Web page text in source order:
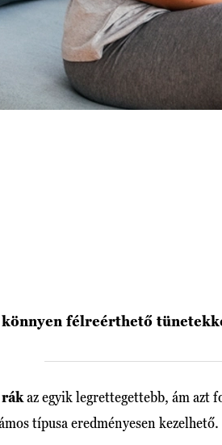
könnyen félreérthető
rákaz egyik legrettegettebb, ám azt
típusa eredményesen kezelhető.